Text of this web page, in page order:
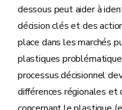
dessous peut aider à
décision clés et des
place dans les marchés
plastiques
processus décisionnel
différences régionales et